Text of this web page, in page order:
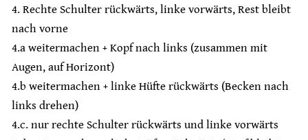
4. Rechte Schulter rückwärts, linke vorwärts, Rest bleibt
nach vorne
4.a weitermachen + Kopf nach links (zusammen mit
Augen, auf Horizont)
4.b weitermachen + linke Hüfte rückwärts (Becken nach
links drehen)
4.c. nur rechte Schulter rückwärts und linke vorwärts